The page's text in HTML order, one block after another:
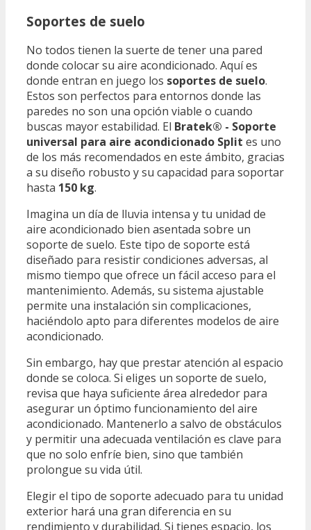
Soportes de suelo
No todos tienen la suerte de tener una pared
donde colocar su aire acondicionado. Aquí es
donde entran en juego los soportes de suelo.
Estos son perfectos para entornos donde las
paredes no son una opción viable o cuando
buscas mayor estabilidad. El Bratek® - Soporte
universal para aire acondicionado Split es uno
de los más recomendados en este ámbito, gracias
a su diseño robusto y su capacidad para soportar
hasta 150 kg.
Imagina un día de lluvia intensa y tu unidad de
aire acondicionado bien asentada sobre un
soporte de suelo. Este tipo de soporte está
diseñado para resistir condiciones adversas, al
mismo tiempo que ofrece un fácil acceso para el
mantenimiento. Además, su sistema ajustable
permite una instalación sin complicaciones,
haciéndolo apto para diferentes modelos de aire
acondicionado.
Sin embargo, hay que prestar atención al espacio
donde se coloca. Si eliges un soporte de suelo,
revisa que haya suficiente área alrededor para
asegurar un óptimo funcionamiento del aire
acondicionado. Mantenerlo a salvo de obstáculos
y permitir una adecuada ventilación es clave para
que no solo enfríe bien, sino que también
prolongue su vida útil.
Elegir el tipo de soporte adecuado para tu unidad
exterior hará una gran diferencia en su
rendimiento y durabilidad. Si tienes espacio, los